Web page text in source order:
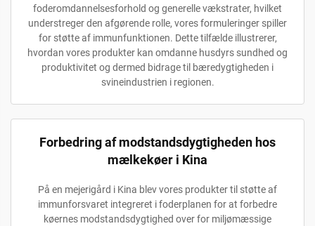
foderomdannelsesforhold og generelle vækstrater, hvilket
understreger den afgørende rolle, vores formuleringer spiller
for støtte af immunfunktionen. Dette tilfælde illustrerer,
hvordan vores produkter kan omdanne husdyrs sundhed og
produktivitet og dermed bidrage til bæredygtigheden i
svineindustrien i regionen.
Forbedring af modstandsdygtigheden hos
mælkekøer i Kina
På en mejerigård i Kina blev vores produkter til støtte af
immunforsvaret integreret i foderplanen for at forbedre
køernes modstandsdygtighed over for miljømæssige